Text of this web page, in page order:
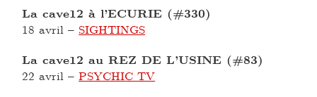
La cave12 à l’ECURIE (#330)
18 avril – SIGHTINGS
La cave12 au REZ DE L’USINE (#83)
22 avril –PSYCHIC TV